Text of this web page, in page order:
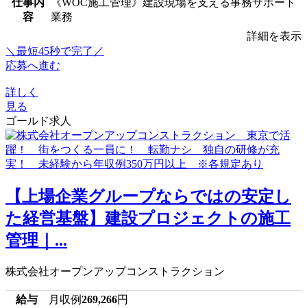
仕事内
容
《WOC施工管理》建設現場を支える事務サポート
業務
詳細を表示
＼最短45秒で完了／
応募へ進む
詳しく
見る
ゴールド求人
【上場企業グループならではの安定し
た経営基盤】建設プロジェクトの施工
管理｜...
株式会社オープンアップコンストラクション
給与 月収例269,266円